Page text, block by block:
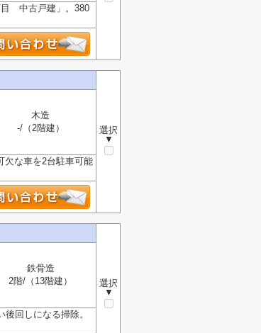
目 中古戸建」。380
選択
▼
木造
-/（2階建）
欠な車を2台駐車可能
選択
▼
鉄骨造
2階/（13階建）
回しになる掃除。